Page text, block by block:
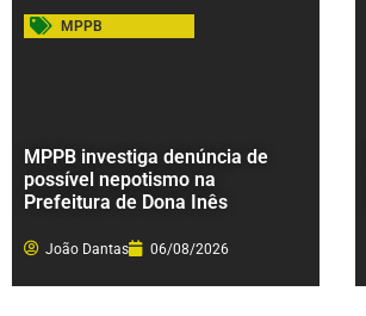
MPPB
MPPB investiga denúncia de
possível nepotismo na
Prefeitura de Dona Inês
João Dantas 06/08/2026